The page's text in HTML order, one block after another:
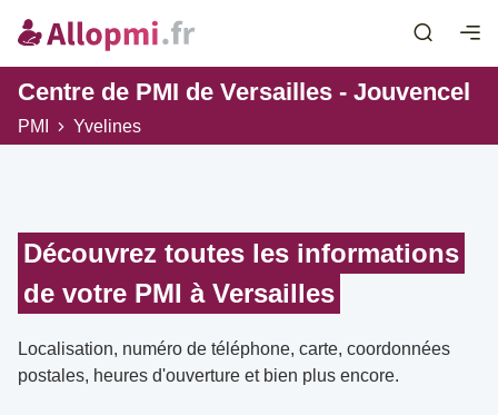
Centre de PMI de Versailles - Jouvencel
PMI Yvelines
Découvrez toutes les informations
de votre PMI à Versailles
Localisation, numéro de téléphone, carte, coordonnées
postales, heures d'ouverture et bien plus encore.